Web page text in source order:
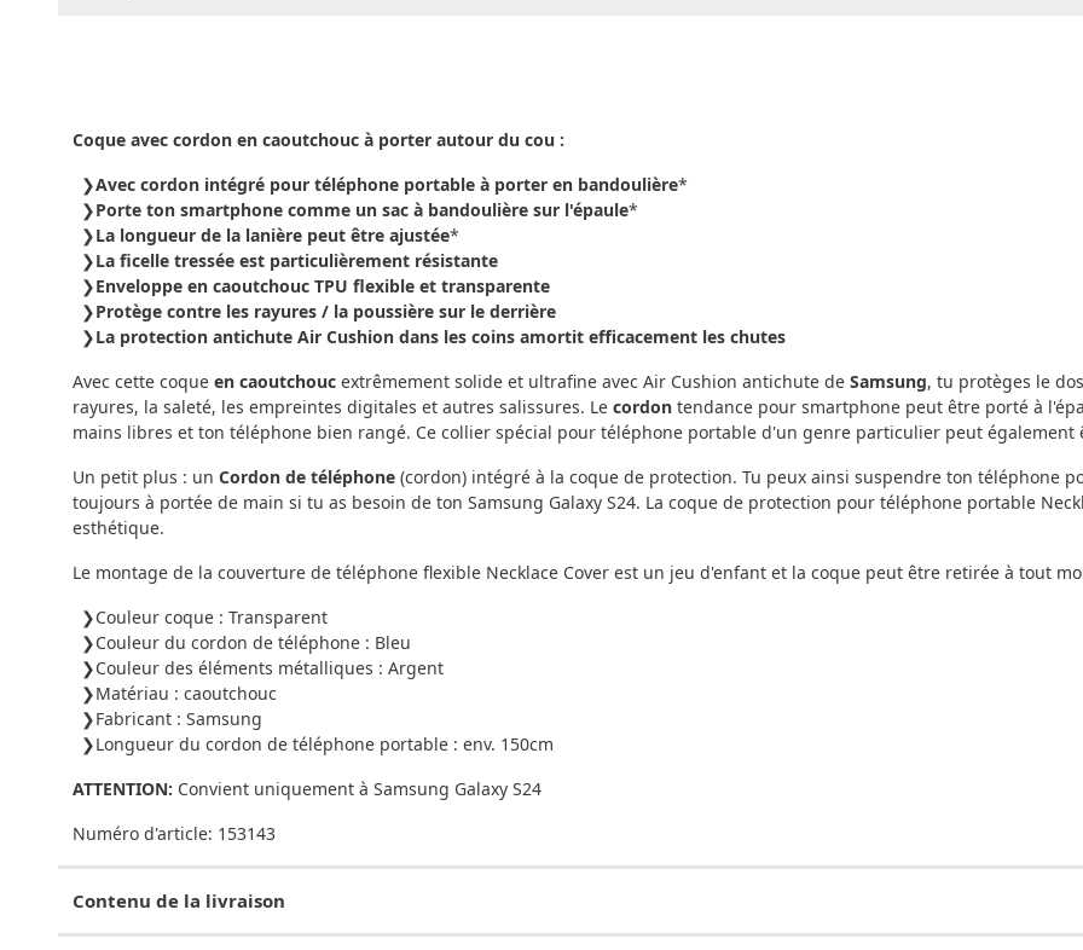
Coque avec cordon en caoutchouc à porter autour du cou :
Avec cordon intégré pour téléphone portable à porter en bandoulière*
Porte ton smartphone comme un sac à bandoulière sur l'épaule*
La longueur de la lanière peut être ajustée*
La ficelle tressée est particulièrement résistante
Enveloppe en caoutchouc TPU flexible et transparente
Protège contre les rayures / la poussière sur le derrière
La protection antichute Air Cushion dans les coins amortit efficacement les chutes
Avec cette coque en caoutchouc extrêmement solide et ultrafine avec Air Cushion antichute de Samsung, tu protèges le
rayures, la saleté, les empreintes digitales et autres salissures. Le cordon tendance pour smartphone peut être porté à
mains libres et ton téléphone bien rangé. Ce collier spécial pour téléphone portable d'un genre particulier peut également
Un petit plus : un Cordon de téléphone (cordon) intégré à la coque de protection. Tu peux ainsi suspendre ton téléphone
toujours à portée de main si tu as besoin de ton Samsung Galaxy S24. La coque de protection pour téléphone portable
esthétique.
Le montage de la couverture de téléphone flexible Necklace Cover est un jeu d'enfant et la coque peut être retirée à tout
Couleur coque : Transparent
Couleur du cordon de téléphone : Bleu
Couleur des éléments métalliques : Argent
Matériau : caoutchouc
Fabricant : Samsung
Longueur du cordon de téléphone portable : env. 150cm
ATTENTION: Convient uniquement à Samsung Galaxy S24
Numéro d'article: 153143
Contenu de la livraison